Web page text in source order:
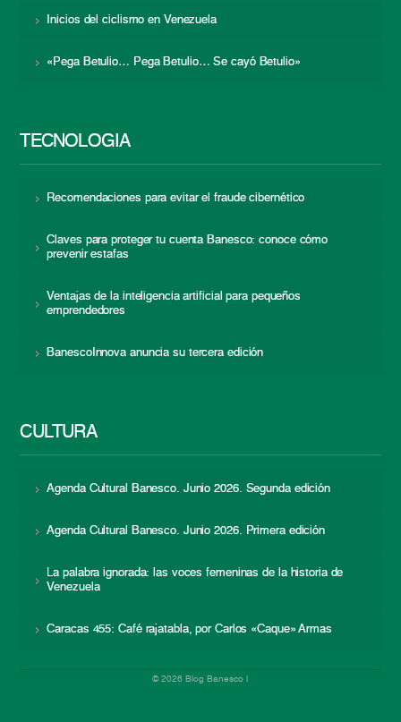
Inicios del ciclismo en Venezuela
«Pega Betulio… Pega Betulio… Se cayó Betulio»
TECNOLOGÍA
Recomendaciones para evitar el fraude cibernético
Claves para proteger tu cuenta Banesco: conoce cómo
prevenir estafas
Ventajas de la inteligencia artificial para pequeños
emprendedores
BanescoInnova anuncia su tercera edición
CULTURA
Agenda Cultural Banesco. Junio 2026. Segunda edición
Agenda Cultural Banesco. Junio 2026. Primera edición
La palabra ignorada: las voces femeninas de la historia de
Venezuela
Caracas 455: Café rajatabla, por Carlos «Caque» Armas
© 2026 Blog Banesco |